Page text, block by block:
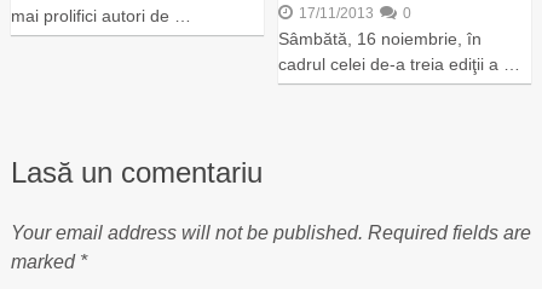
mai prolifici autori de …
17/11/2013 0
Sâmbătă, 16 noiembrie, în
cadrul celei de-a treia ediţii a …
Lasă un comentariu
Your email address will not be published. Required fields are
marked *